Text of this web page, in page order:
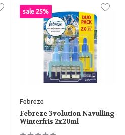
sale 25%
Febreze
Febreze 3volution Navulling
Winterfris 2x20ml